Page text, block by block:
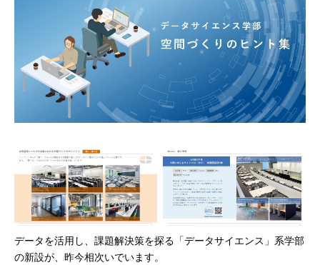
データを活用し、課題解決策を探る「データサイエンス」系学部
の新設が、昨今相次いでいます。